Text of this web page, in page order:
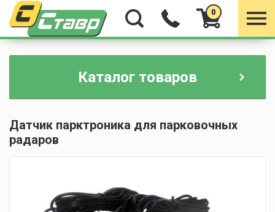
0
Каталог товаров
Датчик парктроника для парковочных
радаров